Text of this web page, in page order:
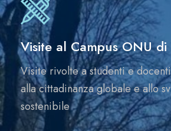
Visite al Campus ONU
Visite rivolte a studenti e
alla cittadinanza globale e allo
sostenibile